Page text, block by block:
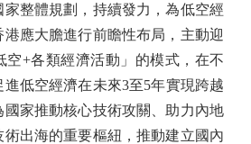
整體規劃，持續發力，為低空經
應大膽進行前瞻性布局，主動迎
空+各類經濟活動」的模式，在不
低空經濟在未來3至5年實現跨越
家推動核心技術攻關、助力內地
出海的重要樞紐，推動建立國內